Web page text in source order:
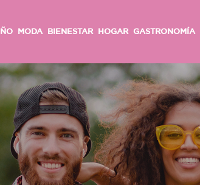
MODA BIENESTAR HOGAR GASTRONOMÍA